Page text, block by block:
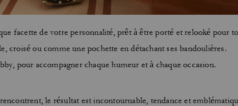
facette de votre personnalité, prêt à être porté et relooké pour
croisé ou comme une pochette en détachant ses bandoulières.
pour accompagner chaque humeur et à chaque occasion.
le résultat est incontournable, tendance et